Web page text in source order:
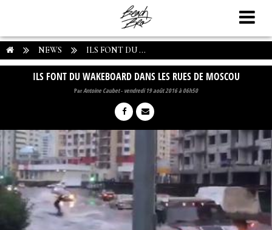
NEWS ILS FONT DU ...
ILS FONT DU WAKEBOARD DANS LES RUES DE MOSCOU
ParAntoine Caubet- vendredi 19 août 2016 à 06h50